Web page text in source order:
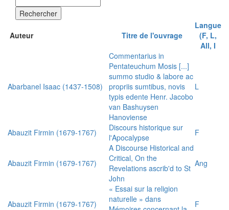
Rechercher
Auteur Titre de l'ouvrage
Langue
(F, L,
All, I
Abarbanel Isaac (1437-1508)
Commentarius in
Pentateuchum Mosis [...]
summo studio & labore ac
propriis sumtibus, novis
typis edente Henr. Jacobo
van Bashuysen
Hanoviense
L
Abauzit Firmin (1679-1767)
Discours historique sur
l'Apocalypse
F
Abauzit Firmin (1679-1767)
A Discourse Historical and
Critical, On the
Revelations ascrib'd to St
John
Ang
Abauzit Firmin (1679-1767)
« Essai sur la religion
naturelle » dans
F